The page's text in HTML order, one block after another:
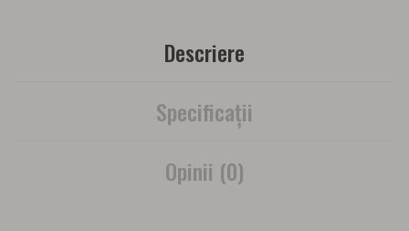
Descriere
Specificaţii
Opinii (0)